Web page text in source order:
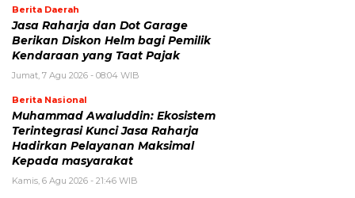
Berita Daerah
Jasa Raharja dan Dot Garage
Berikan Diskon Helm bagi Pemilik
Kendaraan yang Taat Pajak
Jumat, 7 Agu 2026 - 08:04 WIB
Berita Nasional
Muhammad Awaluddin: Ekosistem
Terintegrasi Kunci Jasa Raharja
Hadirkan Pelayanan Maksimal
Kepada masyarakat
Kamis, 6 Agu 2026 - 21:46 WIB